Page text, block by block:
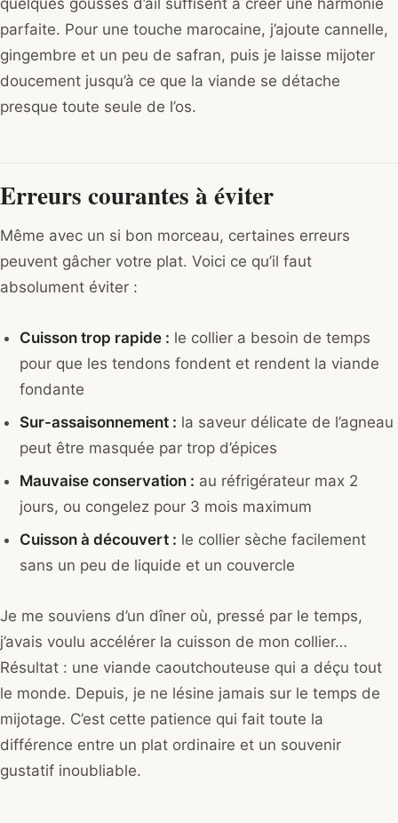
parfaite. Pour une touche marocaine, j’ajoute cannelle,
gingembre et un peu de safran, puis je laisse mijoter
doucement jusqu’à ce que la viande se détache
presque toute seule de l’os.
Erreurs courantes à éviter
Même avec un si bon morceau, certaines erreurs
peuvent gâcher votre plat. Voici ce qu’il faut
absolument éviter :
Cuisson trop rapide : le collier a besoin de temps
pour que les tendons fondent et rendent la viande
fondante
Sur-assaisonnement : la saveur délicate de l’agneau
peut être masquée par trop d’épices
Mauvaise conservation : au réfrigérateur max 2
jours, ou congelez pour 3 mois maximum
Cuisson à découvert : le collier sèche facilement
sans un peu de liquide et un couvercle
Je me souviens d’un dîner où, pressé par le temps,
j’avais voulu accélérer la cuisson de mon collier…
Résultat : une viande caoutchouteuse qui a déçu tout
le monde. Depuis, je ne lésine jamais sur le temps de
mijotage. C’est cette patience qui fait toute la
différence entre un plat ordinaire et un souvenir
gustatif inoubliable.